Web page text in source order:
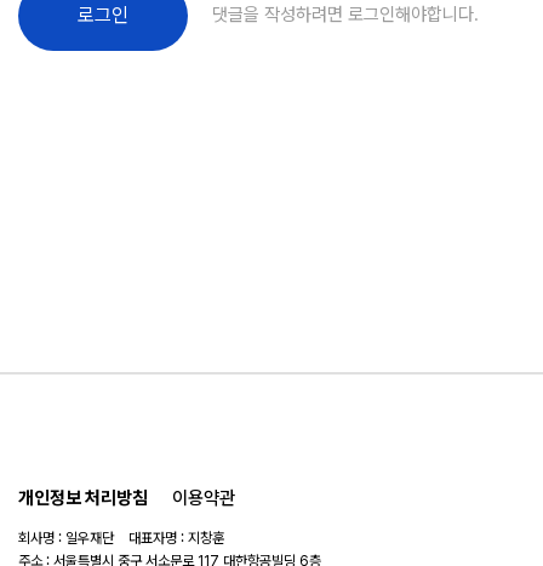
로그인 댓글을 작성하려면 로그인해야합니다.
개인정보 처리방침 이용약관
회사명 : 일우재단 대표자명 : 지창훈
주소 : 서울특별시 중구 서소문로 117 대한항공빌딩 6층